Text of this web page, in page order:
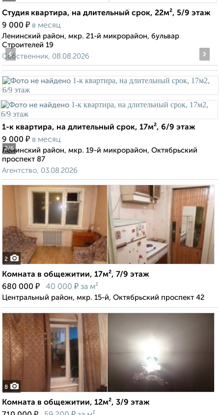
Студия квартира, на длительный срок, 22м², 5/9 этаж
9 000 ₽ в месяц
Ленинский район, мкр. 21-й микрорайон, бульвар
Строителей 19
Собственник, 08.08.2026
2/6
‹ ›
1-к квартира, на длительный срок, 17м², 6/9 этаж
9 000 ₽ в месяц
Ленинский район, мкр. 19-й микрорайон, Октябрьский
проспект 87
Агентство, 03.08.2026
2
Комната в общежитии, 17м², 7/9 этаж
680 000 ₽ 40 000 ₽ за м²
Центральный район, мкр. 15-й, Октябрьский проспект 42
8
Комната в общежитии, 12м², 3/9 этаж